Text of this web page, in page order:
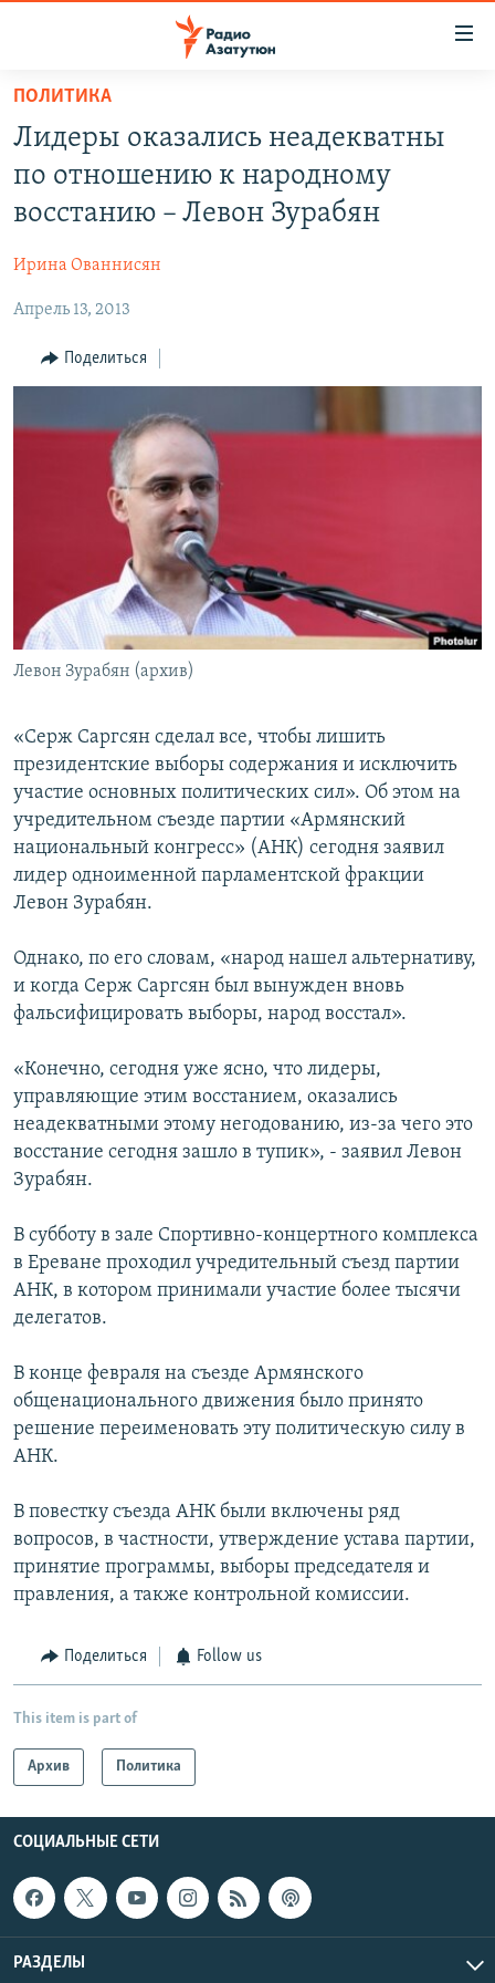
Перейти
основному
содержанию
основной
навигации
Перейти
поиску
НОВОСТИ
ЭКОНОМИКА
РЕГИОН
НАГОРНЫЙ КАРАБАХ
СПОРТ
Русский
Все сайты Радио Азатутюн
ПОЛИТИКА
Лидеры оказались неадекватны
по отношению к народному
восстанию – Левон Зурабян
Ирина Ованнисян
Апрель 13, 2013
Поделиться
Левон Зурабян (архив)
«Серж Саргсян сделал все, чтобы лишить
президентские выборы содержания и исключить
участие основных политических сил». Об этом на
учредительном съезде партии «Армянский
национальный конгресс» (АНК) сегодня заявил
лидер одноименной парламентской фракции
Левон Зурабян.
Однако, по его словам, «народ нашел альтернативу,
и когда Серж Саргсян был вынужден вновь
фальсифицировать выборы, народ восстал».
«Конечно, сегодня уже ясно, что лидеры,
управляющие этим восстанием, оказались
неадекватными этому негодованию, из-за чего это
восстание сегодня зашло в тупик», - заявил Левон
Зурабян.
В субботу в зале Спортивно-концертного комплекса
в Ереване проходил учредительный съезд партии
АНК, в котором принимали участие более тысячи
делегатов.
В конце февраля на съезде Армянского
общенационального движения было принято
решение переименовать эту политическую силу в
АНК.
В повестку съезда АНК были включены ряд
вопросов, в частности, утверждение устава партии,
принятие программы, выборы председателя и
правления, а также контрольной комиссии.
Поделиться Follow us
This item is part of
Архив Политика
СОЦИАЛЬНЫЕ СЕТИ
РАЗДЕЛЫ